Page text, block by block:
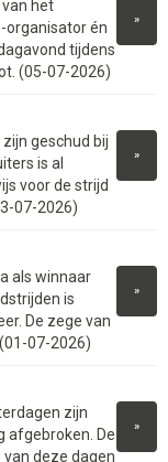
»
van het
organisator én
tijdens
(05-07-2026)
»
geschud bij
is al
voor de strijd
07-2026)
»
als winnaar
is
De zege van
07-2026)
»
zijn
afgebroken. De
deze dagen